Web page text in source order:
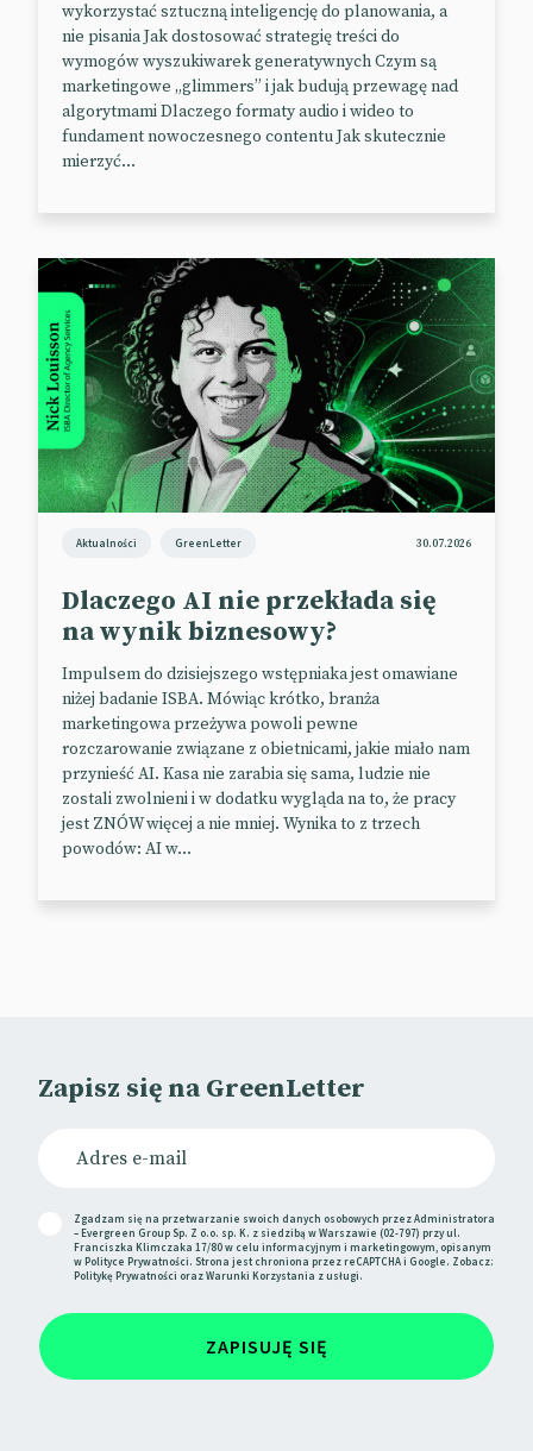
wykorzystać sztuczną inteligencję do planowania, a
nie pisania Jak dostosować strategię treści do
wymogów wyszukiwarek generatywnych Czym są
marketingowe „glimmers” i jak budują przewagę nad
algorytmami Dlaczego formaty audio i wideo to
fundament nowoczesnego contentu Jak skutecznie
mierzyć...
Aktualności GreenLetter 30.07.2026
Dlaczego AI nie przekłada się
na wynik biznesowy?
Impulsem do dzisiejszego wstępniaka jest omawiane
niżej badanie ISBA. Mówiąc krótko, branża
marketingowa przeżywa powoli pewne
rozczarowanie związane z obietnicami, jakie miało nam
przynieść AI. Kasa nie zarabia się sama, ludzie nie
zostali zwolnieni i w dodatku wygląda na to, że pracy
jest ZNÓW więcej a nie mniej. Wynika to z trzech
powodów: AI w...
Zapisz się na GreenLetter
Zgadzam się na przetwarzanie swoich danych osobowych przez Administratora
– Evergreen Group Sp. Z o.o. sp. K. z siedzibą w Warszawie (02-797) przy ul.
Franciszka Klimczaka 17/80 w celu informacyjnym i marketingowym, opisanym
wPolityce Prywatności. Strona jest chroniona przez reCAPTCHA i Google. Zobacz:
Politykę Prywatności orazWarunki Korzystania z usługi.
ZAPISUJĘ SIĘ